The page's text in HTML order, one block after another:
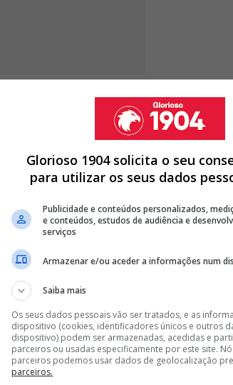
de Jota González entrou na partida com o
Nos minutos iniciais, a equipa das
que o Porto conquistasse uma vantagem
Benfica foi recuperando ao ponto de
.
BENFICA E OBRIGA MARCO SILVA A PROCURAR
SPORTING DO CAMINHO E ESTÁ PRESTES A
O ARRANQUE DA ÉPOCA 2026/27
< >
estavam confortáveis e conseguiram
Glorioso 1904 solicita o seu
para utilizar os seus dados
Publicidade e conteúdos personalizados,
e conteúdos, estudos de audiência e
serviços
Armazenar e/ou aceder a informações num
Saiba mais
Os seus dados pessoais vão ser tratados, e as
dispositivo (cookies, identificadores únicos e outros
dispositivo) podem ser armazenadas, acedidas e
parceiros ou usadas especificamente por este site.
parceiros podemos usar dados de geolocalização
parceiros.